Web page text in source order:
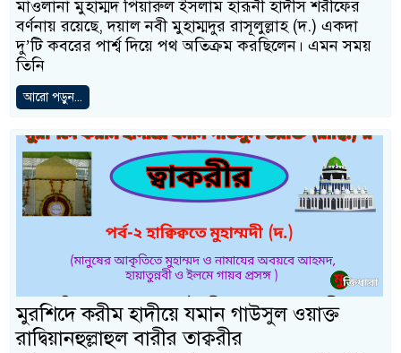
মাওলানা মুহাম্মদ পিয়ারুল ইসলাম হারূনী হাদীস শরীফের
বর্ণনায় রয়েছে, দয়াল নবী মুহাম্মদুর রাসূলুল্লাহ (দ.) একদা
দু’টি কবরের পার্শ্ব দিয়ে পথ অতিক্রম করছিলেন। এমন সময়
তিনি
আরো পড়ুন...
মুরশিদে করীম হাদীয়ে যমান গাউসুল ওয়াক্ত
রাদ্বিয়ানহুল্লাহুল বারীর তাক্বরীর